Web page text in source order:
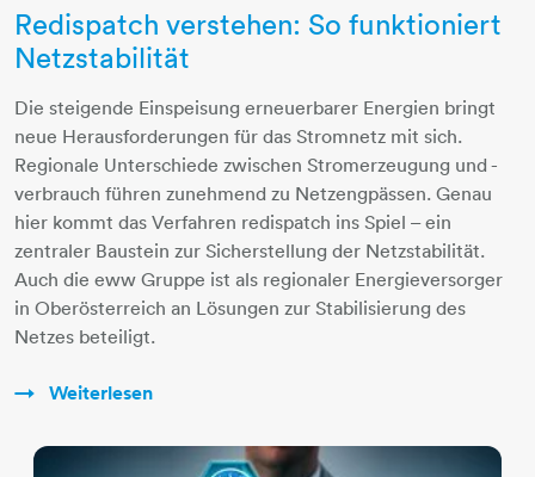
Redispatch verstehen: So funktioniert
Netzstabilität
Die steigende Einspeisung erneuerbarer Energien bringt
neue Herausforderungen für das Stromnetz mit sich.
Regionale Unterschiede zwischen Stromerzeugung und -
verbrauch führen zunehmend zu Netzengpässen. Genau
hier kommt das Verfahren redispatch ins Spiel – ein
zentraler Baustein zur Sicherstellung der Netzstabilität.
Auch die eww Gruppe ist als regionaler Energieversorger
in Oberösterreich an Lösungen zur Stabilisierung des
Netzes beteiligt.
Weiterlesen